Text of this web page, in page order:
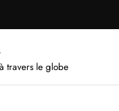
travers le globe